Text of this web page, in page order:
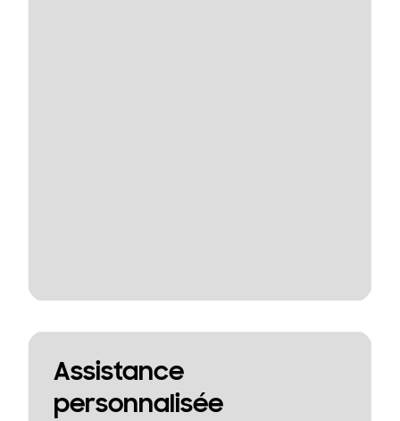
Assistance
personnalisée